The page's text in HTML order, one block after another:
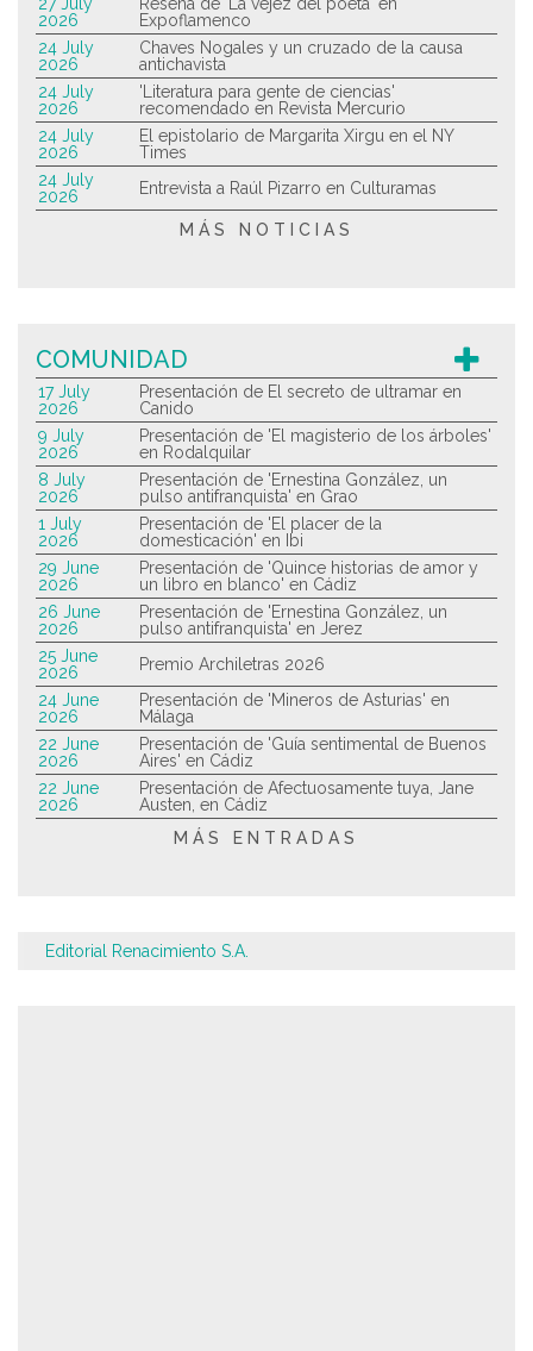
27 July
2026
Reseña de 'La vejez del poeta' en
Expoflamenco
24 July
2026
Chaves Nogales y un cruzado de la causa
antichavista
24 July
2026
'Literatura para gente de ciencias'
recomendado en Revista Mercurio
24 July
2026
El epistolario de Margarita Xirgu en el NY
Times
24 July
2026
Entrevista a Raúl Pizarro en Culturamas
MÁS NOTICIAS
COMUNIDAD
17 July
2026
Presentación de El secreto de ultramar en
Canido
9 July
2026
Presentación de 'El magisterio de los árboles'
en Rodalquilar
8 July
2026
Presentación de 'Ernestina González, un
pulso antifranquista' en Grao
1 July
2026
Presentación de 'El placer de la
domesticación' en Ibi
29 June
2026
Presentación de 'Quince historias de amor y
un libro en blanco' en Cádiz
26 June
2026
Presentación de 'Ernestina González, un
pulso antifranquista' en Jerez
25 June
2026
Premio Archiletras 2026
24 June
2026
Presentación de 'Mineros de Asturias' en
Málaga
22 June
2026
Presentación de 'Guía sentimental de Buenos
Aires' en Cádiz
22 June
2026
Presentación de Afectuosamente tuya, Jane
Austen, en Cádiz
MÁS ENTRADAS
Editorial Renacimiento S.A.